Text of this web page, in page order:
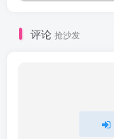
评论 抢沙发